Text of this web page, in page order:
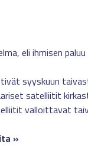
eli ihmisen paluu
syyskuun
satelliitit
valloittavat
»